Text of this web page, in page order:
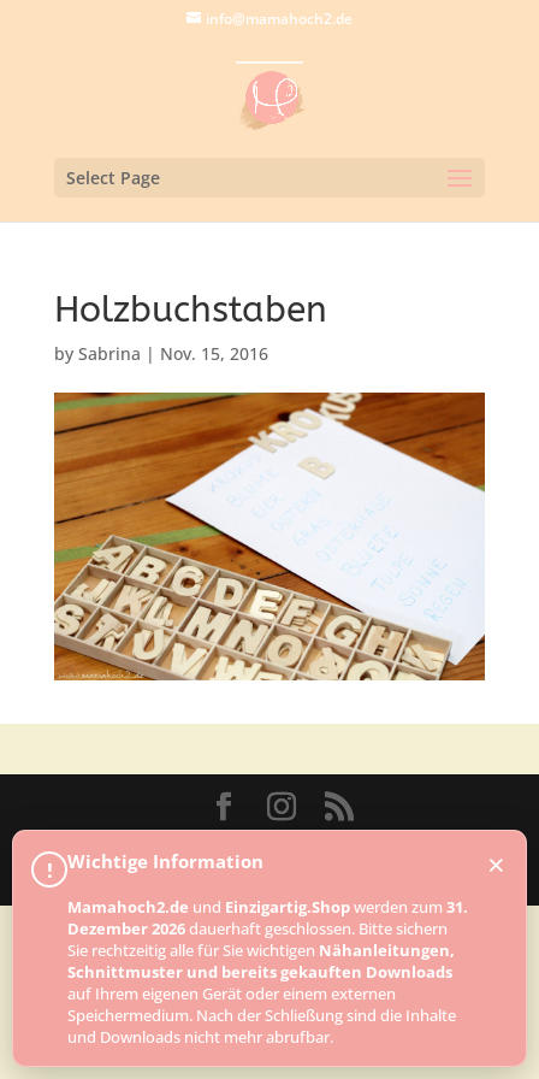
info@mamahoch2.de
Select Page
Holzbuchstaben
by Sabrina | Nov. 15, 2016
WordPress
! Wichtige Information
Mamahoch2.de und Einzigartig.Shopwerden zum 31.
Dezember 2026dauerhaft geschlossen. Bitte sichern
Sie rechtzeitig alle für Sie wichtigen Nähanleitungen,
Schnittmuster und bereits gekauften Downloads
auf Ihrem eigenen Gerät oder einem externen
Speichermedium. Nach der Schließung sind die Inhalte
und Downloads nicht mehr abrufbar.
×